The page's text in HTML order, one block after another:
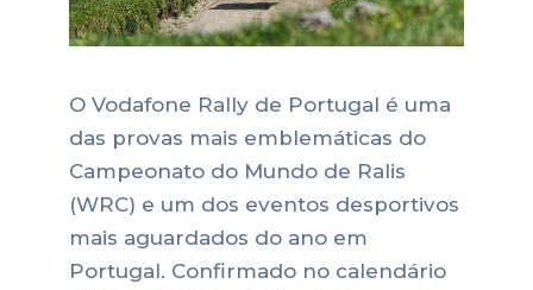
O Vodafone Rally de Portugal é uma
das provas mais emblemáticas do
Campeonato do Mundo de Ralis
(WRC) e um dos eventos desportivos
mais aguardados do ano em
Portugal. Confirmado no calendário